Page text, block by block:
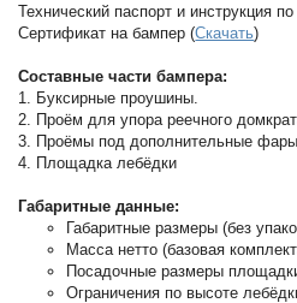
Технический паспорт и инструкция
Сертификат на бампер (Скачать)
Составные части бампера:
1. Буксирные проушины.
2. Проём для упора реечного
3. Проёмы под дополнительные
4. Площадка лебёдки
Габаритные данные:
Габаритные размеры (без
Масса нетто (базовая
Посадочные размеры
Ограничения по высоте